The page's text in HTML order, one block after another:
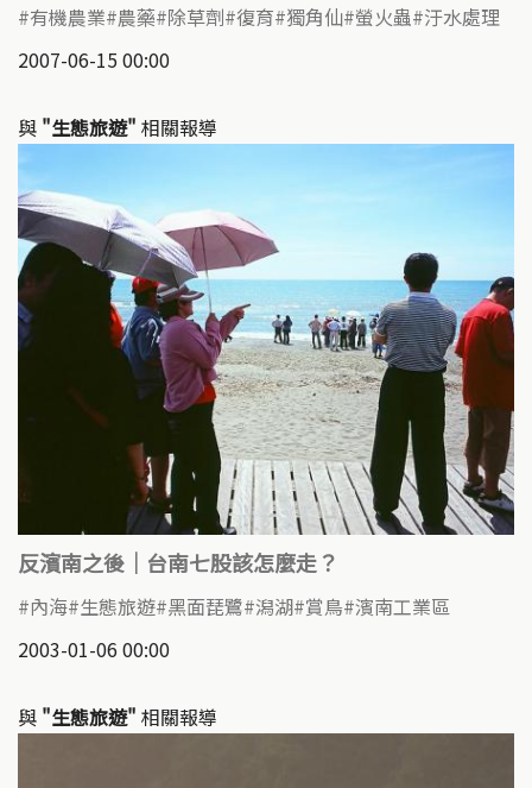
有機農業 農藥 除草劑 復育 獨角仙 螢火蟲 汙水處理
2007-06-15 00:00
與 "生態旅遊" 相關報導
反濱南之後｜台南七股該怎麼走？
內海 生態旅遊 黑面琵鷺 潟湖 賞鳥 濱南工業區
2003-01-06 00:00
與 "生態旅遊" 相關報導